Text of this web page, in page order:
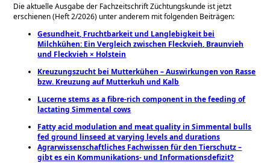
Die aktuelle Ausgabe der Fachzeitschrift Züchtungskunde ist jetzt
erschienen (Heft 2/2026) unter anderem mit folgenden Beiträgen:
Gesundheit, Fruchtbarkeit und Langlebigkeit bei
Milchkühen: Ein Vergleich zwischen Fleckvieh, Braunvieh
und Fleckvieh × Holstein
Kreuzungszucht bei Mutterkühen – Auswirkungen von Rasse
bzw. Kreuzung auf Mutterkuh und Kalb
Lucerne stems as a fibre-rich component in the feeding of
lactating Simmental cows
Fatty acid modulation and meat quality in Simmental bulls
fed ground linseed at varying levels and durations
Agrarwissenschaftliches Fachwissen für den Tierschutz –
gibt es ein Kommunikations- und Informationsdefizit?